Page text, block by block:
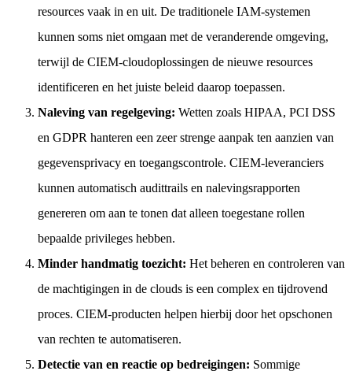
resources vaak in en uit. De traditionele IAM-systemen
kunnen soms niet omgaan met de veranderende omgeving,
terwijl de CIEM-cloudoplossingen de nieuwe resources
identificeren en het juiste beleid daarop toepassen.
Naleving van regelgeving: Wetten zoals HIPAA, PCI DSS
en GDPR hanteren een zeer strenge aanpak ten aanzien van
gegevensprivacy en toegangscontrole. CIEM-leveranciers
kunnen automatisch audittrails en nalevingsrapporten
genereren om aan te tonen dat alleen toegestane rollen
bepaalde privileges hebben.
Minder handmatig toezicht: Het beheren en controleren van
de machtigingen in de clouds is een complex en tijdrovend
proces. CIEM-producten helpen hierbij door het opschonen
van rechten te automatiseren.
Detectie van en reactie op bedreigingen: Sommige